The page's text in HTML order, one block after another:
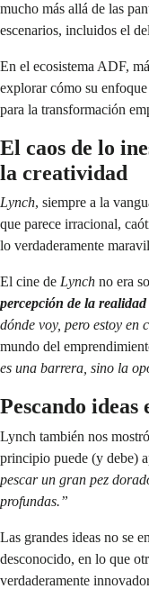
mucho más allá de las
escenarios, incluidos el
En el ecosistema ADF,
explorar cómo su
para la transformación
El caos de lo
la creatividad
Lynch, siempre a la
que parece irracional,
lo verdaderamente
El cine de Lynch no era
percepción de la realidad
dónde voy, pero estoy en
mundo del
es una barrera, sino la
Pescando ideas
Lynch también nos
principio puede (y debe)
pescar un gran pez
profundas.”
Las grandes ideas no se
desconocido, en lo que
verdaderamente